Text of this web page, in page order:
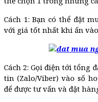
Cách 1: Bạn có thể đặt
với giá tốt nhất khi ấn
Cách 2: Gọi điện tới tổng
tin (Zalo/Viber) vào số
để được tư vấn và đặt